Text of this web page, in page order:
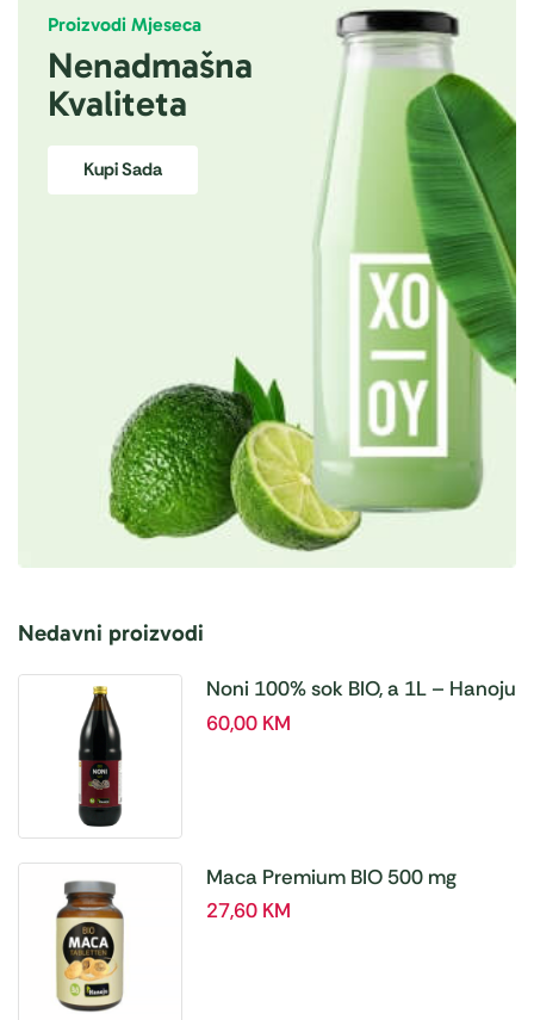
Proizvodi Mjeseca
Nenadmašna
Kvaliteta
Kupi Sada
Nedavni proizvodi
Noni 100% sok BIO, a 1L – Hanoju
60,00 KM
Maca Premium BIO 500 mg
tablete, a180 tbl – Hanoju
27,60 KM